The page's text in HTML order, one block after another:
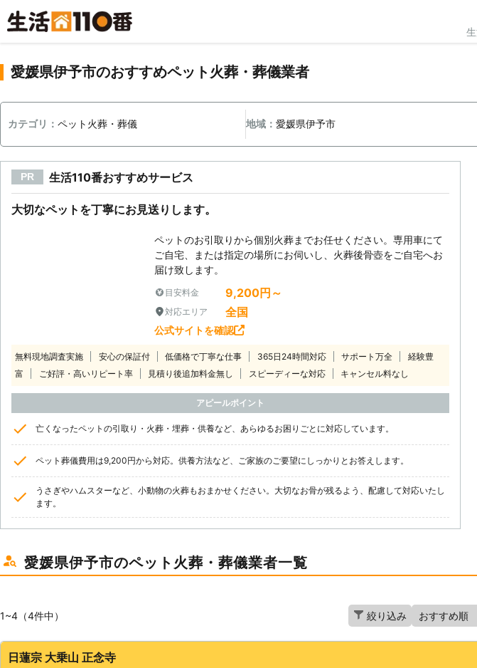
愛媛県伊予市のおすすめペット火葬・葬儀業者
カテゴリ： ペット火葬・葬儀 地域：愛媛県伊予市
PR 生活110番おすすめサービス
大切なペットを丁寧にお見送りします。
ペットのお引取りから個別火葬までお任せください。専用車にて
ご自宅、または指定の場所にお伺いし、火葬後骨壺をご自宅へお
届け致します。
目安料金 9,200円～
対応エリア 全国
公式サイトを確認
無料現地調査実施 安心の保証付 低価格で丁寧な仕事 365日24時間対応 サポート万全
経験豊
富
ご好評・高いリピート率 見積り後追加料金無し スピーディーな対応 キャンセル料なし
アピールポイント
亡くなったペットの引取り・火葬・埋葬・供養など、あらゆるお困りごとに対応しています。
ペット葬儀費用は9,200円から対応。供養方法など、ご家族のご要望にしっかりとお答えします。
うさぎやハムスターなど、小動物の火葬もおまかせください。大切なお骨が残るよう、配慮して対応いたし
ます。
愛媛県伊予市のペット火葬・葬儀業者一覧
1~4（4件中） 絞り込み
日蓮宗 大乗山 正念寺